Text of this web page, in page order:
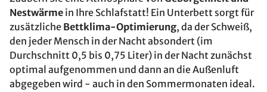
Nestwärme in Ihre Schlafstatt! Ein Unterbett sorgt für
zusätzliche Bettklima-Optimierung, da der Schweiß,
den jeder Mensch in der Nacht absondert (im
Durchschnitt 0,5 bis 0,75 Liter) in der Nacht zunächst
optimal aufgenommen und dann an die Außenluft
abgegeben wird - auch in den Sommermonaten ideal.